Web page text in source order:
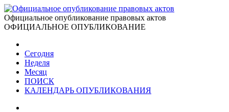
Официальное опубликование правовых актов
ОФИЦИАЛЬНОЕ ОПУБЛИКОВАНИЕ
Сегодня
Неделя
Месяц
ПОИСК
КАЛЕНДАРЬ ОПУБЛИКОВАНИЯ